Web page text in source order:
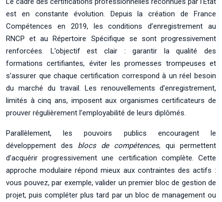
est en constante évolution. Depuis la création de France
Compétences en 2019, les conditions d’enregistrement au
RNCP et au Répertoire Spécifique se sont progressivement
renforcées. L’objectif est clair : garantir la qualité des
formations certifiantes, éviter les promesses trompeuses et
s’assurer que chaque certification correspond à un réel besoin
du marché du travail. Les renouvellements d’enregistrement,
limités à cinq ans, imposent aux organismes certificateurs de
prouver régulièrement l’employabilité de leurs diplômés.
Parallèlement, les pouvoirs publics encouragent le
développement des blocs de compétences, qui permettent
d’acquérir progressivement une certification complète. Cette
approche modulaire répond mieux aux contraintes des actifs :
vous pouvez, par exemple, valider un premier bloc de gestion de
projet, puis compléter plus tard par un bloc de management ou